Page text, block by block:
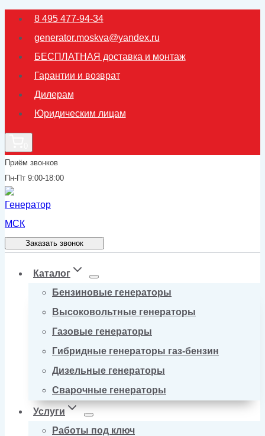
Перейти
содержимому
8 495 477-94-34
generator.moskva@yandex.ru
БЕСПЛАТНАЯ доставка и монтаж
Гарантии и возврат
Дилерам
Юридическим лицам
Приём звонков
Пн-Пт 9:00-18:00
Заказать звонок
Каталог
Бензиновые генераторы
Высоковольтные генераторы
Газовые генераторы
Гибридные генераторы газ-бензин
Дизельные генераторы
Сварочные генераторы
Услуги
Работы под ключ